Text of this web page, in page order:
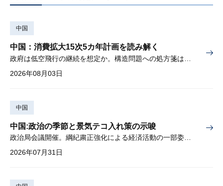
中国
中国：消費拡大15次5カ年計画を読み解く
2026年08月03日
中国
中国:政治の季節と景気テコ入れ策の示唆
政治局会議開催。綱紀粛正強化による経済活動の一部委縮懸念
2026年07月31日